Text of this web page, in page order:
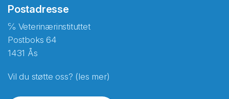
Postadresse
℅ Veterinærinstituttet
Postboks 64
1431 Ås
Vil du støtte oss? (les mer)